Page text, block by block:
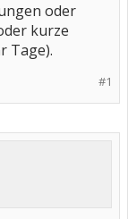
oder
kurze
Tage).
#1